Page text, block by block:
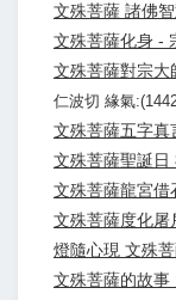
文殊菩薩 諸佛
文殊菩薩化身 -
文殊菩薩對宗大
仁波切 緣氣
文殊菩薩五字真
文殊菩薩聖誕日
文殊菩薩龍宮借
文殊菩薩度化屠
燈隨心現 文殊
文殊菩薩的故